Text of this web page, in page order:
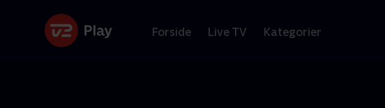
Forside Live TV Kategorier